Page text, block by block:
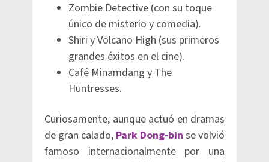
Zombie Detective (con su toque
único de misterio y comedia).
Shiri y Volcano High (sus primeros
grandes éxitos en el cine).
Café Minamdang y The
Huntresses.
Curiosamente, aunque actuó en dramas
de gran calado, Park Dong-bin se volvió
famoso internacionalmente por una